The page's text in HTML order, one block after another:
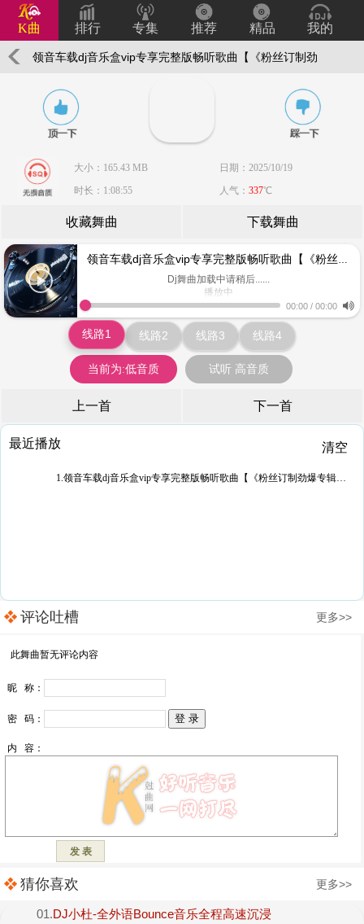
K曲 排行 专集 推荐 精品 我的
领音车载dj音乐盒vip专享完整版畅听歌曲【《粉丝订制劲
爆专辑SQ版》】全闽南语Electro音乐唞喑神曲榜63专
辑】权少音乐
大小：165.43 MB
日期：2025/10/19
时长：1:08:55
人气： 337℃
收藏舞曲 下载舞曲
领音车载dj音乐盒vip专享完整版畅听歌曲【《粉丝订制劲爆专辑SQ版》】全闽南语Electro音乐唞喑神曲榜63专辑】权少音乐
Dj舞曲加载中请稍后......
播放中
www.keiqu.com
00:00 / 00:00
线路1 线路2 线路3 线路4
当前为:低音质 试听 高音质
上一首 下一首
最近播放 清空
1.领音车载dj音乐盒vip专享完整版畅听歌曲【《粉丝订制劲爆专辑SQ版》】全闽南语Electro音乐唞喑神曲榜63专辑】权少音乐
评论吐槽 更多>>
猜你喜欢 更多>>
01.DJ小杜-全外语Bounce音乐全程高速沉浸